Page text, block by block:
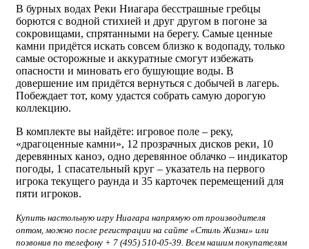
В бурных водах Реки Ниагара бесстрашные гребцы
борются с водной стихией и друг другом в погоне за
сокровищами, спрятанными на берегу. Самые ценные
камни придётся искать совсем близко к водопаду, только
самые осторожные и аккуратные смогут избежать
опасности и миновать его бушующие воды. В
довершение им придётся вернуться с добычей в лагерь.
Побеждает тот, кому удастся собрать самую дорогую
коллекцию.
В комплекте вы найдёте: игровое поле – реку,
«драгоценные камни», 12 прозрачных дисков реки, 10
деревянных каноэ, одно деревянное облачко – индикатор
погоды, 1 спасательный круг – указатель на первого
игрока текущего раунда и 35 карточек перемещений для
пяти игроков.
Купить настольную игру Ниагара напрямую от производителя
оптом, можно после регистрации на сайте «Стиль Жизни» или
позвонив по телефону + 7 (495) 510-05-39. Всем нашим покупателям